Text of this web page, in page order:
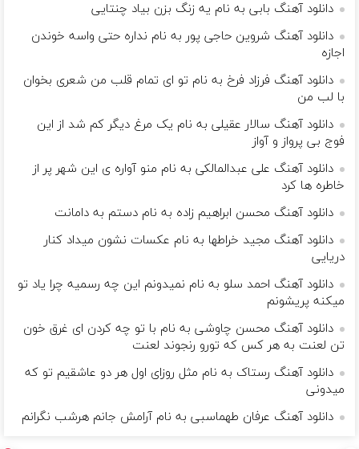
دانلود آهنگ بابی به نام یه زنگ بزن بیاد چنتایی
دانلود آهنگ شروین حاجی پور به نام نداره حتی واسه خوندن
اجازه
دانلود آهنگ فرزاد فرخ به نام تو ای تمام قلب من شعری بخوان
با لب من
دانلود آهنگ سالار عقیلی به نام یک مرغ دیگر کم شد از این
فوج بی پرواز و آواز
دانلود آهنگ علی عبدالمالکی به نام منو آواره ی این شهر پر از
خاطره ها کرد
دانلود آهنگ محسن ابراهیم زاده به نام دستم به دامانت
دانلود آهنگ مجید خراطها به نام عکسات نشون میداد کنار
دریایی
دانلود آهنگ احمد سلو به نام نمیدونم این چه رسمیه چرا یاد تو
میکنه پریشونم
دانلود آهنگ محسن چاوشی به نام با تو چه کردن ای غرق خون
تن لعنت به هر کس که تورو رنجوند لعنت
دانلود آهنگ رستاک به نام مثل روزای اول هر دو عاشقیم تو که
میدونی
دانلود آهنگ عرفان طهماسبی به نام آرامش جانم هرشب نگرانم